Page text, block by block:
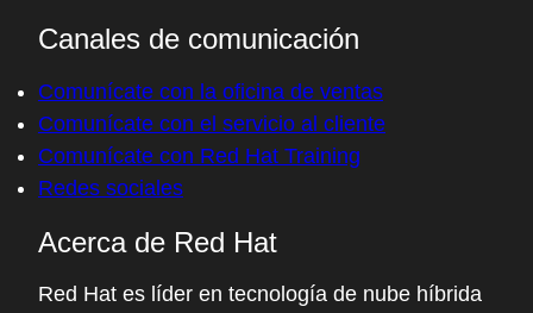
Canales de comunicación
Comunícate con la oficina de ventas
Comunícate con el servicio al cliente
Comunícate con Red Hat Training
Redes sociales
Acerca de Red Hat
Red Hat es líder en tecnología de nube híbrida